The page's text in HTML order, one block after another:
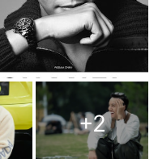
+2